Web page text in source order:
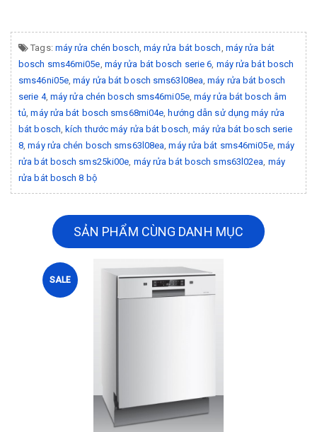
Tags: máy rửa chén bosch máy rửa bát bosch máy rửa bát
bosch sms46mi05e máy rửa bát bosch serie 6 máy rửa bát bosch
sms46ni05e ,máy rửa bát bosch sms63l08ea ,máy rửa bát bosch
serie 4, máy rửa chén bosch sms46mi05e,máy rửa bát bosch âm
tủ ,máy rửa bát bosch sms68mi04e ,hướng dẫn sử dụng máy rửa
bát bosch ,kích thước máy rửa bát bosch ,máy rửa bát bosch serie
8 ,máy rửa chén bosch sms63l08ea ,máy rửa bát sms46mi05e, máy
rửa bát bosch sms25ki00e máy rửa bát bosch sms63l02ea máy
rửa bát bosch 8 bộ
SẢN PHẨM CÙNG DANH MỤC
SALE